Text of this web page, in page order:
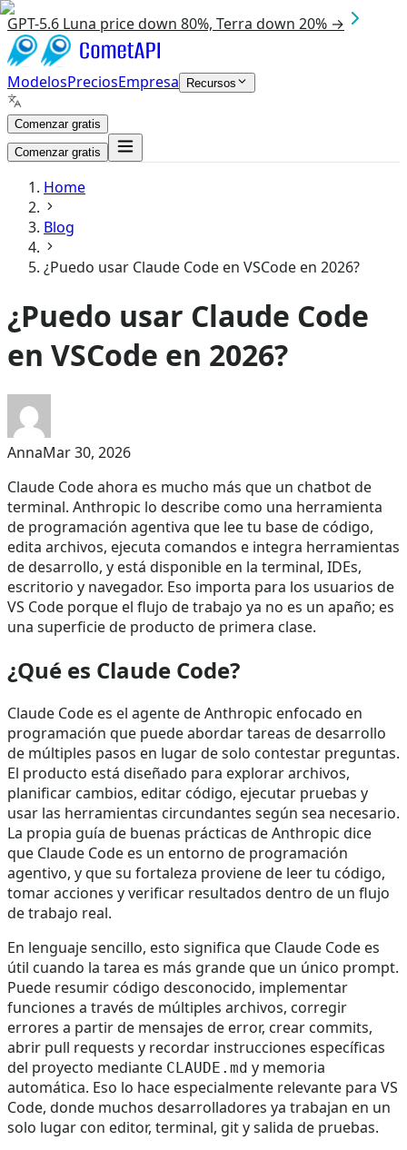
GPT-5.6 Luna price down 80%, Terra down 20% →
ModelosPreciosEmpresa Recursos
Comenzar gratis
Comenzar gratis
Home
Blog
¿Puedo usar Claude Code en VSCode en 2026?
¿Puedo usar Claude Code
en VSCode en 2026?
AnnaMar 30, 2026
Claude Code ahora es mucho más que un chatbot de
terminal. Anthropic lo describe como una herramienta
de programación agentiva que lee tu base de código,
edita archivos, ejecuta comandos e integra herramientas
de desarrollo, y está disponible en la terminal, IDEs,
escritorio y navegador. Eso importa para los usuarios de
VS Code porque el flujo de trabajo ya no es un apaño; es
una superficie de producto de primera clase.
¿Qué es Claude Code?
Claude Code es el agente de Anthropic enfocado en
programación que puede abordar tareas de desarrollo
de múltiples pasos en lugar de solo contestar preguntas.
El producto está diseñado para explorar archivos,
planificar cambios, editar código, ejecutar pruebas y
usar las herramientas circundantes según sea necesario.
La propia guía de buenas prácticas de Anthropic dice
que Claude Code es un entorno de programación
agentivo, y que su fortaleza proviene de leer tu código,
tomar acciones y verificar resultados dentro de un flujo
de trabajo real.
En lenguaje sencillo, esto significa que Claude Code es
útil cuando la tarea es más grande que un único prompt.
Puede resumir código desconocido, implementar
funciones a través de múltiples archivos, corregir
errores a partir de mensajes de error, crear commits,
abrir pull requests y recordar instrucciones específicas
del proyecto mediante CLAUDE.md y memoria
automática. Eso lo hace especialmente relevante para VS
Code, donde muchos desarrolladores ya trabajan en un
solo lugar con editor, terminal, git y salida de pruebas.